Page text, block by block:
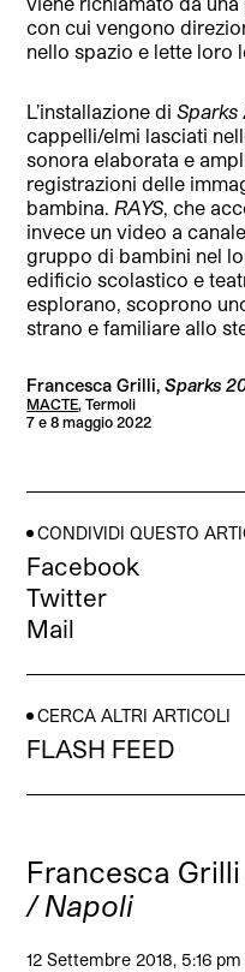
con cui vengono
nello spazio e lette loro
L’installazione diSparks
cappelli/elmi lasciati
sonora elaborata e
registrazioni delle
bambina.RAYS, che
invece un video a
gruppo di bambini nel
edificio scolastico e
esplorano, scoprono
strano e familiare allo
Francesca Grilli,Sparks
MACTE, Termoli
7 e 8 maggio 2022
CONDIVIDI QUESTO
Facebook
Twitter
Mail
CERCA ALTRI ARTICOLI
FLASH FEED
Francesca Grilli
/ Napoli
12 Settembre 2018, 5:16 pm